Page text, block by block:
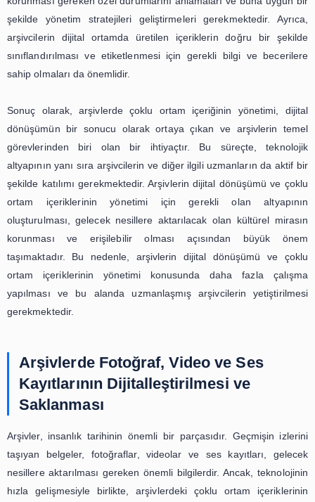
ve daha karmaşık bir süreç gerektirmektedir.
Arşivlerde çoklu ortam içeriğinin yönetimi, dijital
sonucu olarak ortaya çıkan bir ihtiyaçtır.
içeriklerin arşivlenmesi ve korunması, gelecek nesillere
ve erişilebilir olması, arşivlerin temel görevlerinden
geleneksel arşivcilik uygulamaları, dijital ortamda
ortam içeriklerinin yönetimine uygun değildir. Bu nedenle,
dijital dönüşüme ayak uydurması ve çoklu ortam
yönetimi için yeni yöntemler ve teknolojiler
gerekmektedir.
Arşivlerde çoklu ortam içeriğinin yönetimi, sadece
üretilen içeriklerin arşivlenmesi ve korunmasıyla
ihtiyaçlarına uygun bir şekilde sunulması da önemli bir
nedenle, arşivlerin dijital dönüşümü sırasında,
erişilebilirliği ve kullanıcıların ihtiyaçlarına uygun
taşımaktadır.
Arşivlerde çoklu ortam içeriğinin yönetimi, sadece